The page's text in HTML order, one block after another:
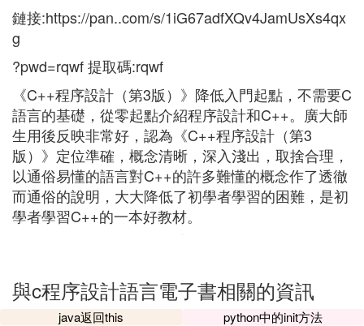
鏈接:https://pan..com/s/1iG67adfXQv4JamUsXs4qx
g
?pwd=rqwf 提取碼:rqwf
《C++程序設計（第3版）》降低入門起點，不需要C
語言的基礎，從零起點介紹程序設計和C++。廣大師
生用後反映非常好，認為《C++程序設計（第3
版）》定位準確，概念清晰，深入淺出，取捨合理，
以通俗易懂的語言對C++的許多難懂的概念作了透徹
而通俗的說明，大大降低了初學者學習的困難，是初
學者學習C++的一本好教材。
與c程序設計語言電子書相關的資訊
java返回this
python中的init方法